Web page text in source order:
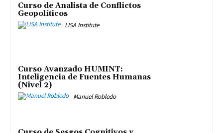
Curso de Analista de Conflictos
Geopolíticos
LISA Institute
Curso Avanzado HUMINT:
Inteligencia de Fuentes Humanas
(Nivel 2)
Manuel Robledo